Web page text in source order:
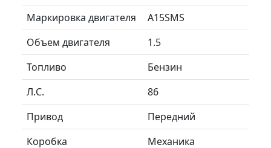
Маркировка двигателя
A15SMS
Объем двигателя
1.5
Топливо
Бензин
Л.C.
86
Привод
Передний
Коробка
Механика